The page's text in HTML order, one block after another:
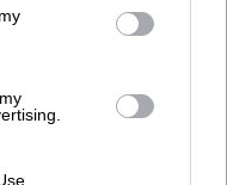
να συνεχίσει
δολάρια.
και ο